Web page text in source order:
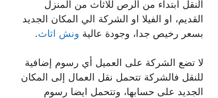
النقل ابتداء من الرص للاثاث من المنزل
القديم، او الفيلا او الشركة الي المكان الجديد
بسعر رخيص جدا، وجودة عالية ونش اثاث.
لا تضع الشركة على العميل أي رسوم إضافية
للنقل فالشركة تتحمل نقل العمال إلى المكان
الجديد على حسابها، وتتحمل ايضا رسوم